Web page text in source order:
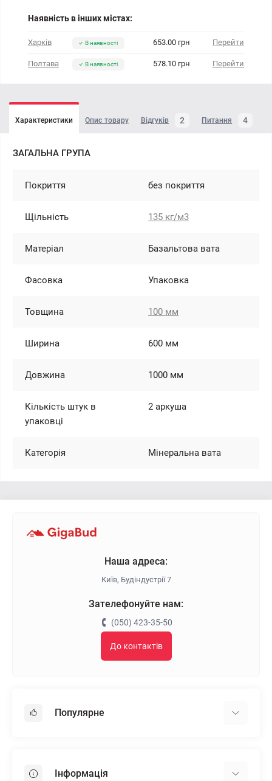
Наявність в інших містах:
Харків В наявності 653.00 грн Перейти
Полтава В наявності 578.10 грн Перейти
Характеристики Опис товару Відгуків 2 Питання 4
ЗАГАЛЬНА ГРУПА
Покриття без покриття
Щільність 135 кг/м3
Матеріал Базальтова вата
Фасовка Упаковка
Товщина 100 мм
Ширина 600 мм
Довжина 1000 мм
Кількість штук в
упаковці
2 аркуша
Категорія Мінеральна вата
Наша адреса:
Київ, Будіндустрії 7
Зателефонуйте нам:
(050) 423-35-50
До контактів
Популярне
Інформація